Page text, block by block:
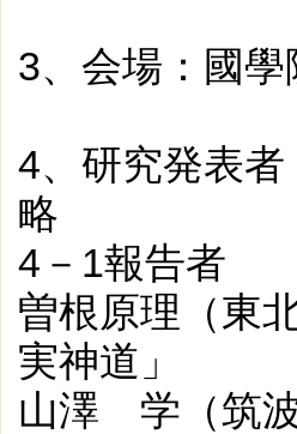
3、会場：國
4、研究発表
略
4－1報告者
曽根原理（東
実神道」
山澤 学（筑